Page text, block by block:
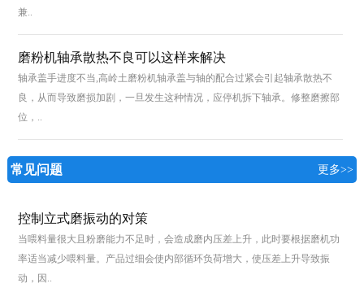
兼..
磨粉机轴承散热不良可以这样来解决
轴承盖手进度不当,高岭土磨粉机轴承盖与轴的配合过紧会引起轴承散热不
良，从而导致磨损加剧，一旦发生这种情况，应停机拆下轴承。修整磨擦部
位，..
常见问题 更多>>
控制立式磨振动的对策
当喂料量很大且粉磨能力不足时，会造成磨内压差上升，此时要根据磨机功
率适当减少喂料量。产品过细会使内部循环负荷增大，使压差上升导致振
动，因..